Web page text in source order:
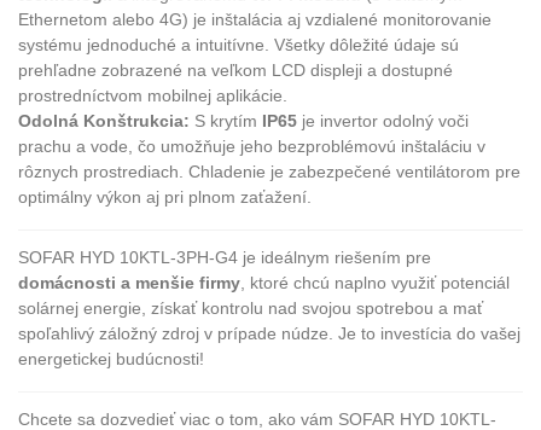
Ethernetom alebo 4G) je inštalácia aj vzdialené monitorovanie
systému jednoduché a intuitívne. Všetky dôležité údaje sú
prehľadne zobrazené na veľkom LCD displeji a dostupné
prostredníctvom mobilnej aplikácie.
Odolná Konštrukcia: S krytím IP65 je invertor odolný voči
prachu a vode, čo umožňuje jeho bezproblémovú inštaláciu v
rôznych prostrediach. Chladenie je zabezpečené ventilátorom pre
optimálny výkon aj pri plnom zaťažení.
SOFAR HYD 10KTL-3PH-G4 je ideálnym riešením pre
domácnosti a menšie firmy , ktoré chcú naplno využiť potenciál
solárnej energie, získať kontrolu nad svojou spotrebou a mať
spoľahlivý záložný zdroj v prípade núdze. Je to investícia do vašej
energetickej budúcnosti!
Chcete sa dozvedieť viac o tom, ako vám SOFAR HYD 10KTL-